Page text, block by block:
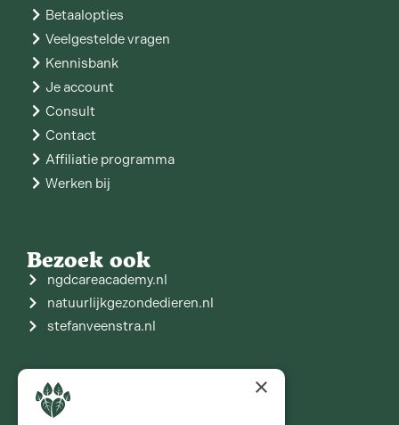
Betaalopties
Veelgestelde vragen
Kennisbank
Je account
Consult
Contact
Affiliatie programma
Werken bij
Bezoek ook
ngdcareacademy.nl
natuurlijkgezondedieren.nl
stefanveenstra.nl
Join our community ×